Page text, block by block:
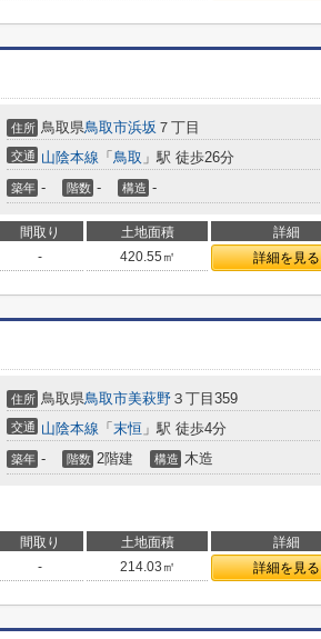
住所 鳥取県鳥取市浜坂 ７丁目
交通 山陰本線 「 鳥取 」駅 徒歩26分
築年 - 階数 - 構造 -
間取り 土地面積 詳細
- 420.55㎡ 詳細を見る
住所 鳥取県鳥取市美萩野 ３丁目359
交通 山陰本線 「 末恒 」駅 徒歩4分
築年 - 階数 2階建 構造 木造
間取り 土地面積 詳細
- 214.03㎡ 詳細を見る